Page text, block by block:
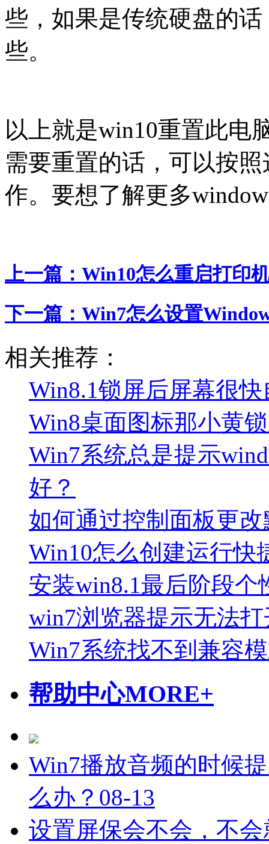
些，如果是传统硬盘的
些。
以上就是win10重置此电
需要重置的话，可以按
作。要想了解更多
上一篇： Win10怎么重启打印
下一篇： Win7怎么设置
相关推荐：
Win8.1锁屏后屏幕很
Win8桌面图标那小黄
Win7系统总是提示
好？
如何通过控制面板更
Win10怎么创建运行快
安装win8.1最后阶段个
win7浏览器提示无法
Win7系统找不到兼容
帮助中心MORE+
Win7播放音频的时候
么办？ 08-13
设置屏保会不会，不